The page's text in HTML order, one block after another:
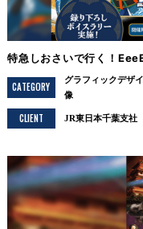
特急しおさいで行く！
CATEGORY
グラフィックデザ
像
CLIENT JR東日本千葉支社